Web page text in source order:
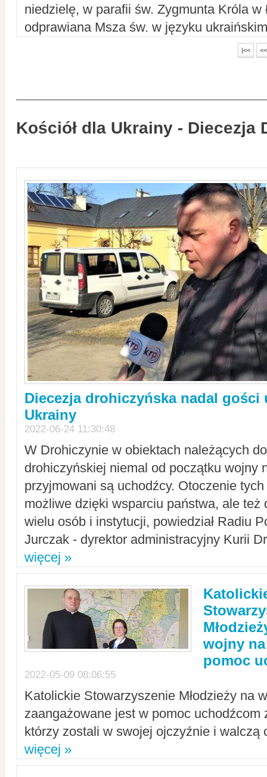
niedzielę, w parafii św. Zygmunta Króla w
odprawiana Msza św. w języku
|<< <<
Kościół dla Ukrainy - Diecezja
Diecezja drohiczyńska nadal gości
Ukrainy
2022-06-24 11:30:48
W Drohiczynie w obiektach należących
drohiczyńskiej niemal od początku wojny
przyjmowani są uchodźcy. Otoczenie
możliwe dzięki wsparciu państwa, ale też
wielu osób i instytucji, powiedział Radiu
Jurczak - dyrektor administracyjny Kurii
więcej »
wojny
pomoc
2022-05-09 08:06:55
Katolickie Stowarzyszenie Młodzieży na
zaangażowane jest w pomoc uchodźcom
którzy zostali w swojej ojczyźnie i walczą
więcej »